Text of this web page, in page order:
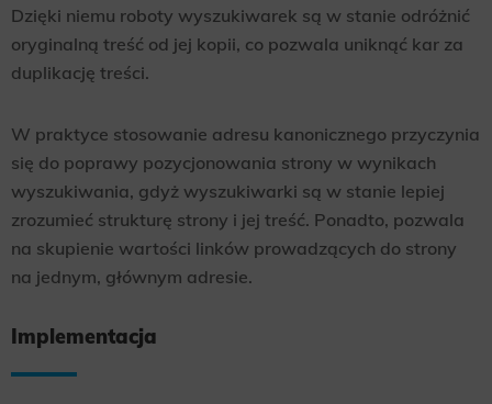
Dzięki niemu roboty wyszukiwarek są w stanie odróżnić
oryginalną treść od jej kopii, co pozwala uniknąć kar za
duplikację treści.
W praktyce stosowanie adresu kanonicznego przyczynia
się do poprawy pozycjonowania strony w wynikach
wyszukiwania, gdyż wyszukiwarki są w stanie lepiej
zrozumieć strukturę strony i jej treść. Ponadto, pozwala
na skupienie wartości linków prowadzących do strony
na jednym, głównym adresie.
Implementacja